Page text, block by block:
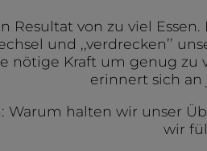
Resultat von zu viel
und ,,verdrecken’’
nötige Kraft um genug zu
erinnert sich an
Warum halten wir unser
wir